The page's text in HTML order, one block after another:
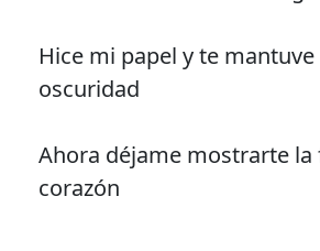
Hice mi papel y te mantuve
oscuridad
Ahora déjame mostrarte
corazón